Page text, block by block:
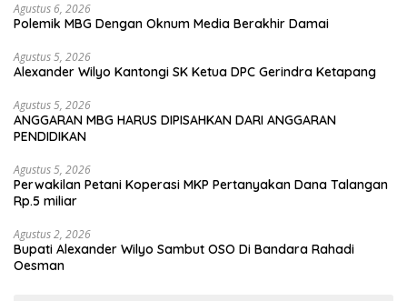
Agustus 6, 2026
Polemik MBG Dengan Oknum Media Berakhir Damai
Agustus 5, 2026
Alexander Wilyo Kantongi SK Ketua DPC Gerindra Ketapang
Agustus 5, 2026
ANGGARAN MBG HARUS DIPISAHKAN DARI ANGGARAN
PENDIDIKAN
Agustus 5, 2026
Perwakilan Petani Koperasi MKP Pertanyakan Dana Talangan
Rp.5 miliar
Agustus 2, 2026
Bupati Alexander Wilyo Sambut OSO Di Bandara Rahadi
Oesman